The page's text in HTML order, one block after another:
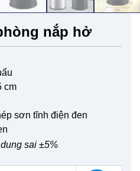
nắp hở
cm
sơn tĩnh điện đen
sai ±5%